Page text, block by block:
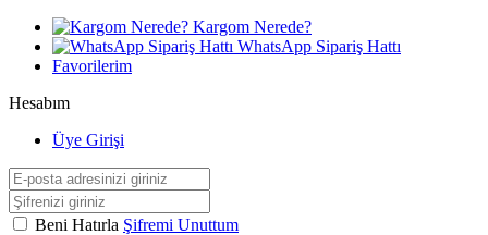
Kargom Nerede?
WhatsApp Sipariş Hattı
Favorilerim
Hesabım
Üye Girişi
Beni Hatırla Şifremi Unuttum